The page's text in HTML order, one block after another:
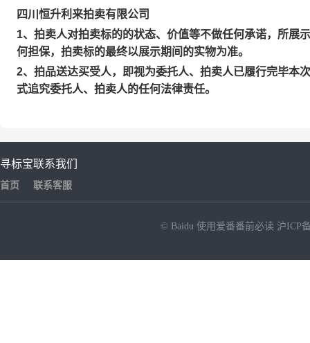
四川恒升利来拍卖有限公司
1、拍卖人对拍卖标的的状态、价值等不做任何承诺，所展
何担保，拍卖标的最终以展示期间的实物为准。
2、拍品送达买受人，即视为委托人、拍卖人已履行完毕本
式追究委托人、拍卖人的任何法律责任。
寻标宝
首页
联系我们
联系客服
© Baidu 使用爱番番前必读 沪ICP